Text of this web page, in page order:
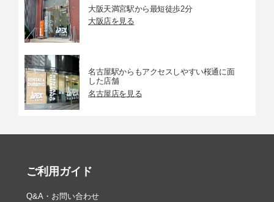
大阪天満宮駅から最短徒歩2分
大阪店を見る
名古屋駅からもアクセスしやすい桜通に面
した店舗
名古屋店を見る
ご利用ガイド
Q&A・お問い合わせ